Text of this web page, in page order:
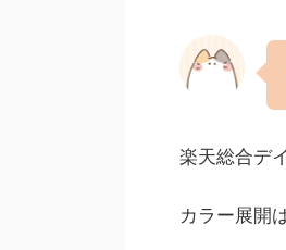
楽天総合デ
カラー展開